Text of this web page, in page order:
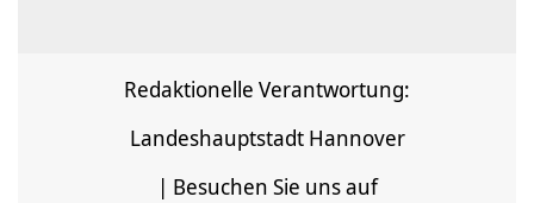
Redaktionelle Verantwortung:
Landeshauptstadt Hannover
| Besuchen Sie uns auf